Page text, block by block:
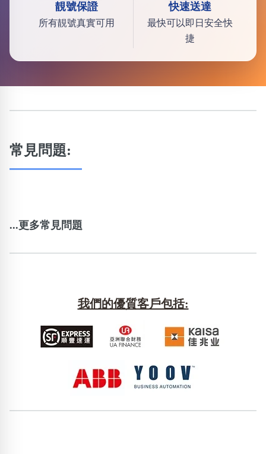
靚號保證
所有靚號真實可用
快速送達
最快可以即日安全快
捷
常見問題:
...更多常見問題
我們的優質客戶包括: